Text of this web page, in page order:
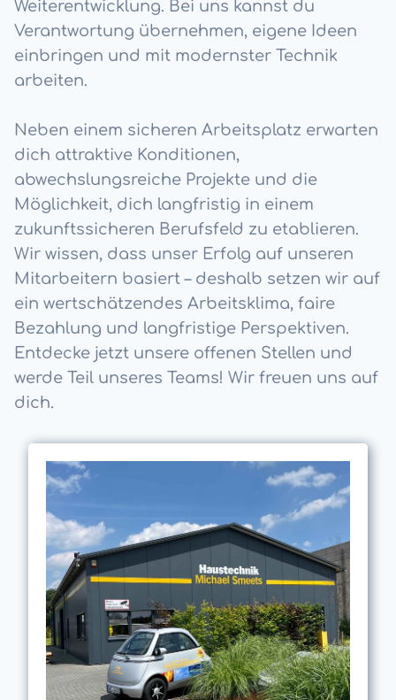
Weiterentwicklung. Bei uns kannst du
Verantwortung übernehmen, eigene Ideen
einbringen und mit modernster Technik
arbeiten.
Neben einem sicheren Arbeitsplatz erwarten
dich attraktive Konditionen,
abwechslungsreiche Projekte und die
Möglichkeit, dich langfristig in einem
zukunftssicheren Berufsfeld zu etablieren.
Wir wissen, dass unser Erfolg auf unseren
Mitarbeitern basiert – deshalb setzen wir auf
ein wertschätzendes Arbeitsklima, faire
Bezahlung und langfristige Perspektiven.
Entdecke jetzt unsere offenen Stellen und
werde Teil unseres Teams! Wir freuen uns auf
dich.